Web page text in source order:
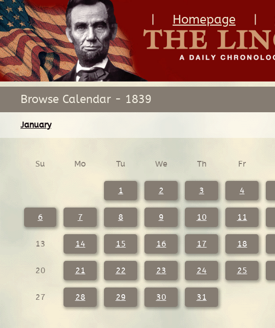
Homepage
Browse Calendar - 1839
January
Su Mo Tu We Th Fr
1 2 3 4
6 7 8 9 10 11
13 14 15 16 17 18
20 21 22 23 24 25
27 28 29 30 31